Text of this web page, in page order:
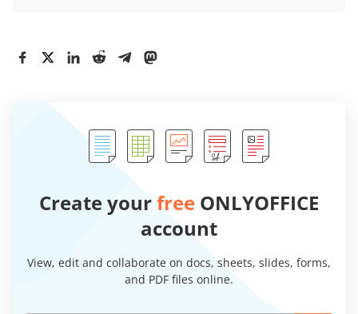
Create yourfree ONLYOFFICE
account
View, edit and collaborate on docs, sheets, slides, forms,
and PDF files online.